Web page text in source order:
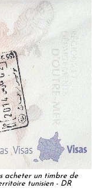
acheter un timbre de
tunisien - DR